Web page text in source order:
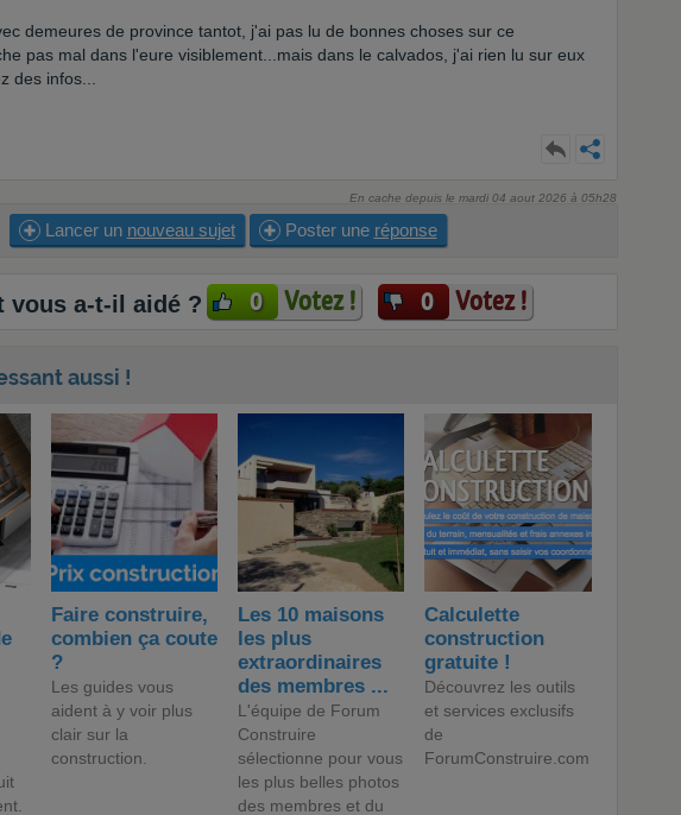
demeures de province tantot, j'ai pas lu de bonnes choses sur ce
pas mal dans l'eure visiblement...mais dans le calvados, j'ai rien lu sur eux
des infos...
En cache depuis le mardi 04 aout 2026 à 05h28
Lancer un nouveau sujet Poster une réponse
vous a-t-il aidé ? 0 Votez ! 0 Votez !
aussi !
Faire construire,
combien ça coute
?
Les guides vous
aident à y voir plus
clair sur la
construction.
Les 10 maisons
les plus
extraordinaires
des membres ...
L'équipe de Forum
Construire
sélectionne pour vous
les plus belles photos
des membres et du
Calculette
construction
gratuite !
Découvrez les outils
et services exclusifs
de
ForumConstruire.com